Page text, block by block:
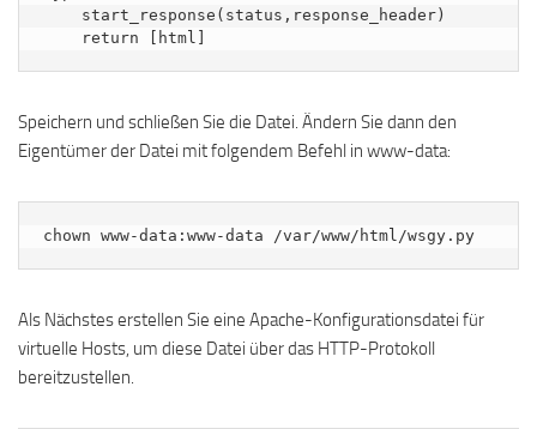
Speichern und schließen Sie die Datei. Ändern Sie dann den
Eigentümer der Datei mit folgendem Befehl in www-data:
chown www-data:www-data /var/www/html/wsgy.py
Als Nächstes erstellen Sie eine Apache-Konfigurationsdatei für
virtuelle Hosts, um diese Datei über das HTTP-Protokoll
bereitzustellen.